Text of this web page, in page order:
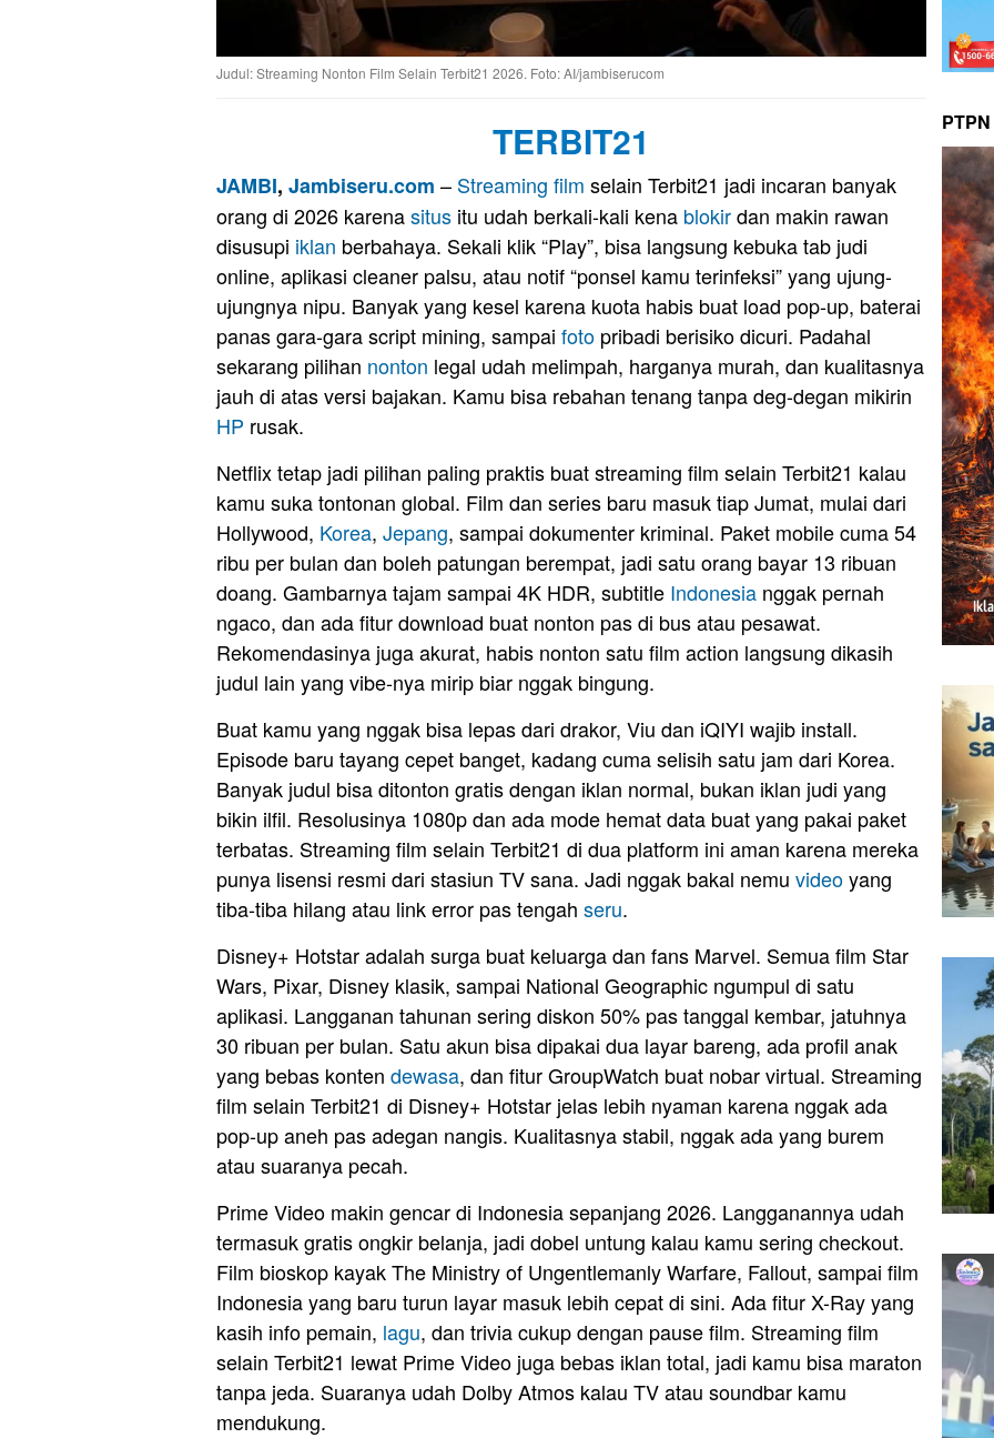
Judul: Streaming Nonton Film Selain Terbit21 2026. Foto: AI/jambiserucom
TERBIT21
JAMBI, Jambiseru.com – Streaming film selain Terbit21 jadi incaran banyak
orang di 2026 karenasitus itu udah berkali-kali kena blokirdan makin rawan
disusupi iklan berbahaya. Sekali klik “Play”, bisa langsung kebuka tab judi
online, aplikasi cleaner palsu, atau notif “ponsel kamu terinfeksi” yang ujung-
ujungnya nipu. Banyak yang kesel karena kuota habis buat load pop-up, baterai
panas gara-gara script mining, sampai foto pribadi berisiko dicuri. Padahal
sekarang pilihan nonton legal udah melimpah, harganya murah, dan kualitasnya
jauh di atas versi bajakan. Kamu bisa rebahan tenang tanpa deg-degan mikirin
HP rusak.
Netflix tetap jadi pilihan paling praktis buat streaming film selain Terbit21 kalau
kamu suka tontonan global. Film dan series baru masuk tiap Jumat, mulai dari
Hollywood, Korea, Jepang, sampai dokumenter kriminal. Paket mobile cuma 54
ribu per bulan dan boleh patungan berempat, jadi satu orang bayar 13 ribuan
doang. Gambarnya tajam sampai 4K HDR, subtitle Indonesia nggak pernah
ngaco, dan ada fitur download buat nonton pas di bus atau pesawat.
Rekomendasinya juga akurat, habis nonton satu film action langsung dikasih
judul lain yang vibe-nya mirip biar nggak bingung.
Buat kamu yang nggak bisa lepas dari drakor, Viu dan iQIYI wajib install.
Episode baru tayang cepet banget, kadang cuma selisih satu jam dari Korea.
Banyak judul bisa ditonton gratis dengan iklan normal, bukan iklan judi yang
bikin ilfil. Resolusinya 1080p dan ada mode hemat data buat yang pakai paket
terbatas. Streaming film selain Terbit21 di dua platform ini aman karena mereka
punya lisensi resmi dari stasiun TV sana. Jadi nggak bakal nemu videoyang
tiba-tiba hilang atau link error pas tengah seru.
Disney+ Hotstar adalah surga buat keluarga dan fans Marvel. Semua film Star
Wars, Pixar, Disney klasik, sampai National Geographic ngumpul di satu
aplikasi. Langganan tahunan sering diskon 50% pas tanggal kembar, jatuhnya
30 ribuan per bulan. Satu akun bisa dipakai dua layar bareng, ada profil anak
yang bebas konten dewasa, dan fitur GroupWatch buat nobar virtual. Streaming
film selain Terbit21 di Disney+ Hotstar jelas lebih nyaman karena nggak ada
pop-up aneh pas adegan nangis. Kualitasnya stabil, nggak ada yang burem
atau suaranya pecah.
Prime Video makin gencar di Indonesia sepanjang 2026. Langganannya udah
termasuk gratis ongkir belanja, jadi dobel untung kalau kamu sering checkout.
Film bioskop kayak The Ministry of Ungentlemanly Warfare, Fallout, sampai film
Indonesia yang baru turun layar masuk lebih cepat di sini. Ada fitur X-Ray yang
kasih info pemain, lagu, dan trivia cukup dengan pause film. Streaming film
selain Terbit21 lewat Prime Video juga bebas iklan total, jadi kamu bisa maraton
tanpa jeda. Suaranya udah Dolby Atmos kalau TV atau soundbar kamu
mendukung.